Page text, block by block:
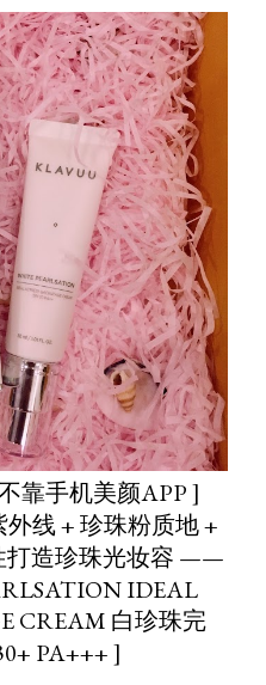
靠手机美颜APP ]
线 + 珍珠粉质地 +
打造珍珠光妆容 ——
IDEAL
CREAM 白珍珠完
PA+++ ]